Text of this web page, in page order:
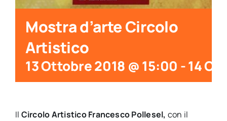
Mostra d’arte Circolo
Artistico
13 Ottobre 2018 @ 15:00 -14
Il Circolo Artistico Francesco Pollesel, con il